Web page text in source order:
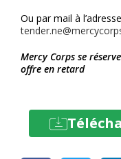
Ou par mail à
Mercy Corps se
offre en retard